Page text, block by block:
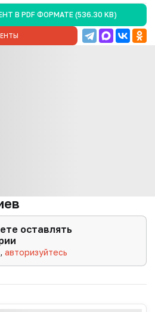
В PDFФОРМАТЕ (536.30 KB)
оставлять
авторизуйтесь